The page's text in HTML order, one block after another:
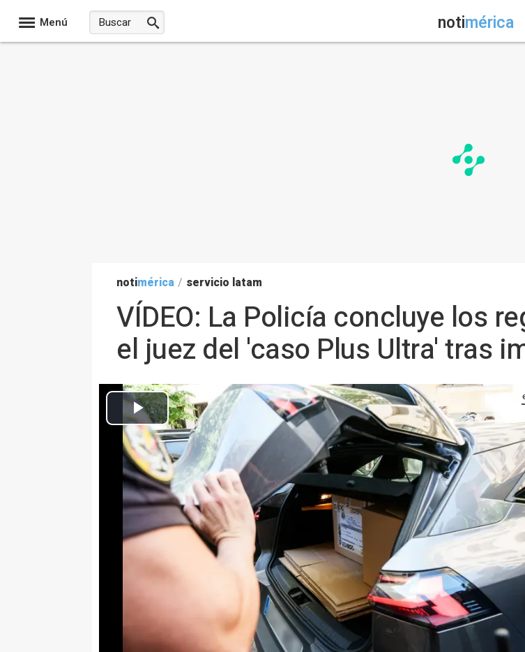
Menú notimérica
notimérica / servicio latam
VÍDEO: La Policía concluye los
el juez del 'caso Plus Ultra' tras
Agentes de la Policía Nacional salen de la oficina de Zapatero en Ferraz, a 19 de mayo de 2026, en Madrid (España). La UDEF ha
expresidente, así como otras oficinas relacionadas con él, como la de la empresa de sus hijas, tras da - Matias Chiofalo
MADRID 19 May. (EUROPA PRESS TELEVISIÓN) -